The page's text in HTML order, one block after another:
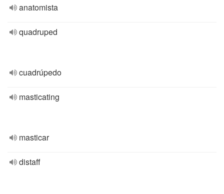
anatomista
quadruped
cuadrúpedo
masticating
masticar
distaff